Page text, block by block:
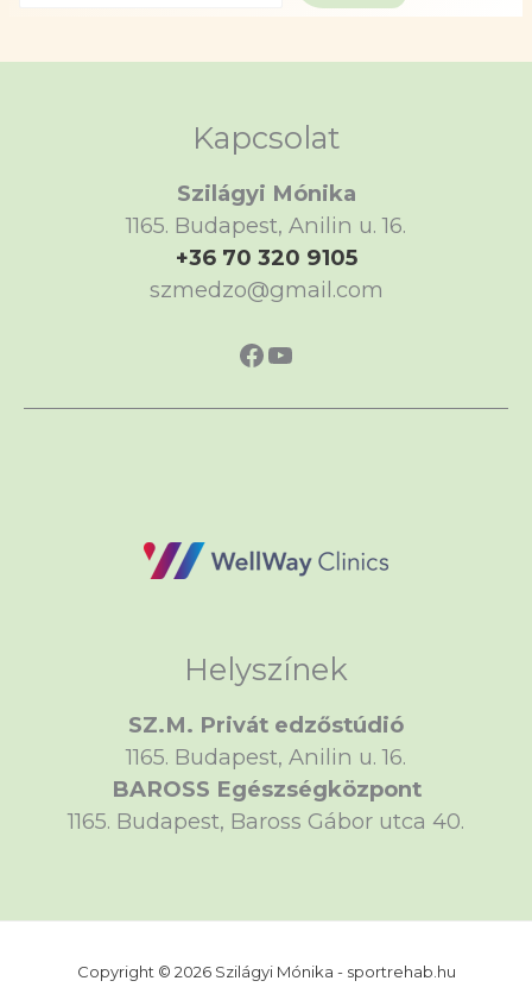
Kapcsolat
Szilágyi Mónika
1165. Budapest, Anilin u. 16.
+36 70 320 9105
szmedzo@gmail.com
https://
https://
Helyszínek
SZ.M. Privát edzőstúdió
1165. Budapest, Anilin u. 16.
BAROSS Egészségközpont
1165. Budapest, Baross Gábor utca 40.
Copyright © 2026 Szilágyi Mónika - sportrehab.hu